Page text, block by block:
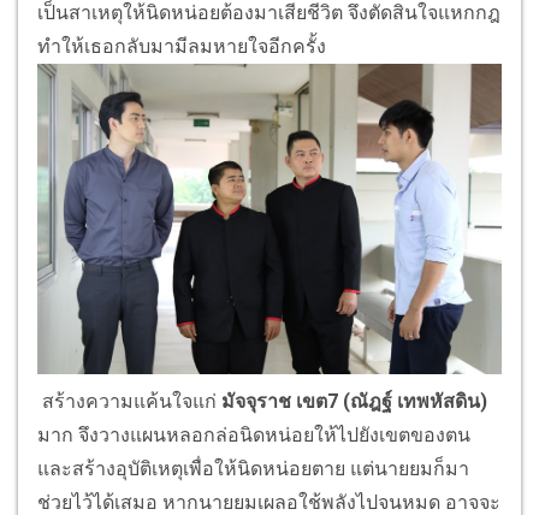
เป็นสาเหตุให้นิดหน่อยต้องมาเสียชีวิต จึงตัดสินใจแหกกฎ
ทำให้เธอกลับมามีลมหายใจอีกครั้ง
สร้างความแค้นใจแก่ มัจจุราช เขต7 (ณัฎฐ์ เทพหัสดิน)
มาก จึงวางแผนหลอกล่อนิดหน่อยให้ไปยังเขตของตน
และสร้างอุบัติเหตุเพื่อให้นิดหน่อยตาย แต่นายยมก็มา
ช่วยไว้ได้เสมอ หากนายยมเผลอใช้พลังไปจนหมด อาจจะ